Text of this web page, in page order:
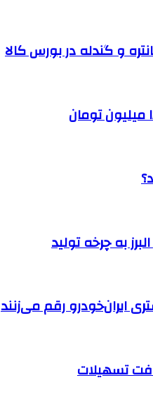
و گندله در بورس کالا
ایران‌خودرو رقم می‌زنند